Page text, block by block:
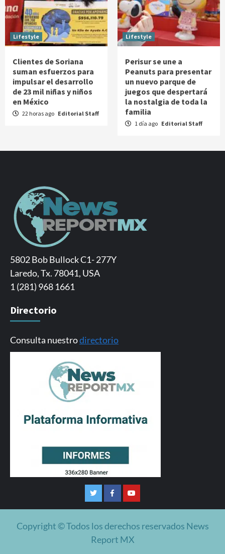
Lifestyle
Clientes de Soriana
suman esfuerzos para
impulsar el desarrollo
de 23 mil niñas y niños
en México
22 horas ago Editorial Staff
Lifestyle
Perisur se une a
Peanuts para presentar
un nuevo parque de
juegos que despertará
la nostalgia de toda la
familia
1 día ago Editorial Staff
5802 Bob Bullock C1- 277Y
Laredo, Tx. 78041, USA
1 (281) 968 1661
Directorio
Consulta nuestrodirectorio
TwitterFacebookYoutube
Copyright © Todos los derechos reservados News
Report MX